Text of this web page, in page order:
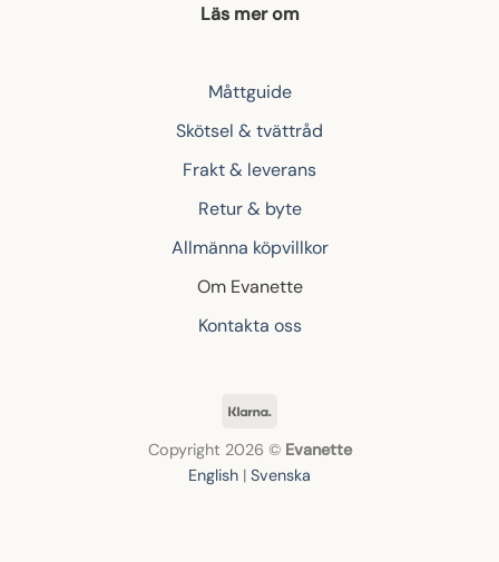
Läs mer om
Måttguide
Skötsel & tvättråd
Frakt & leverans
Retur & byte
Allmänna köpvillkor
Om Evanette
Kontakta oss
Copyright 2026 © Evanette
English | Svenska